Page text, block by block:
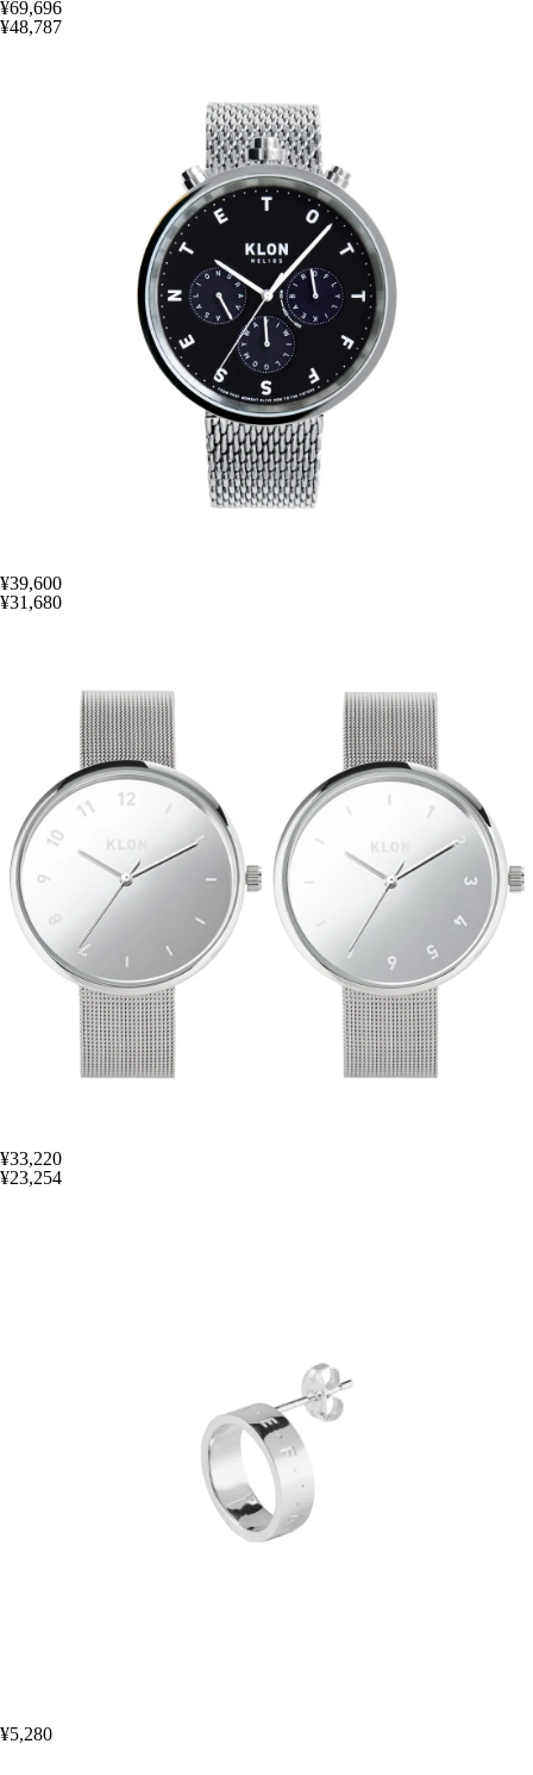
¥69,696
¥48,787
¥39,600
¥31,680
¥33,220
¥23,254
¥5,280